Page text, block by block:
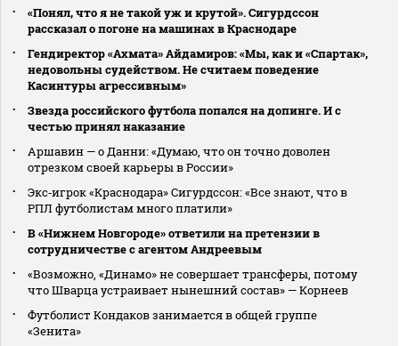
«Понял, что я не такой уж и крутой». Сигурдссон
рассказал о погоне на машинах в Краснодаре
Гендиректор «Ахмата» Айдамиров: «Мы, как и «Спартак»,
недовольны судейством. Не считаем поведение
Касинтуры агрессивным»
Звезда российского футбола попался на допинге. И с
честью принял наказание
Аршавин — о Данни: «Думаю, что он точно доволен
отрезком своей карьеры в России»
Экс‑игрок «Краснодара» Сигурдссон: «Все знают, что в
РПЛ футболистам много платили»
В «Нижнем Новгороде» ответили на претензии в
сотрудничестве с агентом Андреевым
«Возможно, «Динамо» не совершает трансферы, потому
что Шварца устраивает нынешний состав» — Корнеев
Футболист Кондаков занимается в общей группе
«Зенита»